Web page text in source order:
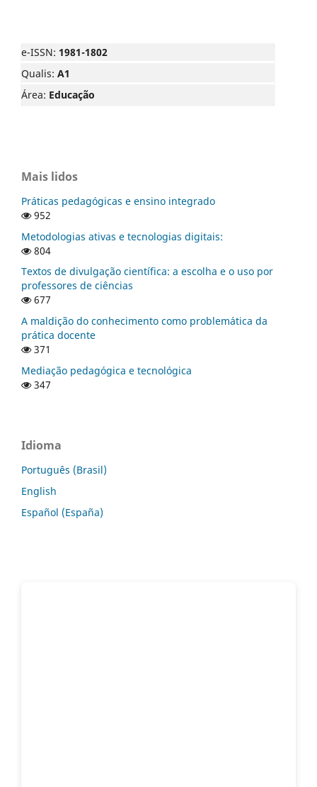
e-ISSN: 1981-1802
Qualis: A1
Área: Educação
Mais lidos
Práticas pedagógicas e ensino integrado
952
Metodologias ativas e tecnologias digitais:
804
Textos de divulgação científica: a escolha e o uso por
professores de ciências
677
A maldição do conhecimento como problemática da
prática docente
371
Mediação pedagógica e tecnológica
347
Idioma
Português (Brasil)
English
Español (España)